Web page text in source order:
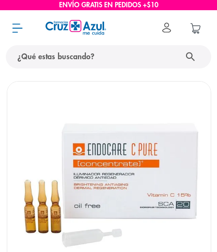
ENVÍO GRATIS EN PEDIDOS +$10
términos más buscados
6. bioderma
7. shampoo
8. pediasure